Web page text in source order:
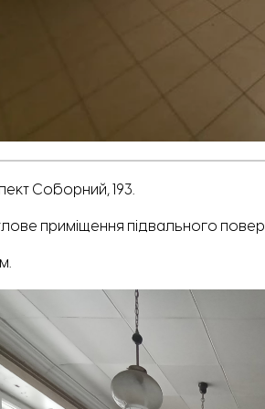
Соборний, 193.
приміщення підвального